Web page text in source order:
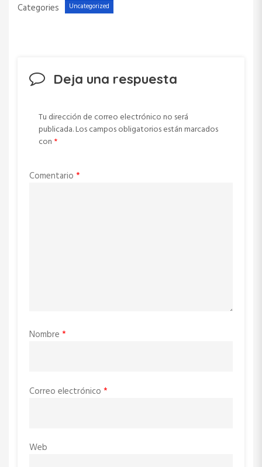
Categories
Uncategorized
Deja una respuesta
Tu dirección de correo electrónico no será
publicada.Los campos obligatorios están marcados
con *
Comentario *
Nombre *
Correo electrónico *
Web